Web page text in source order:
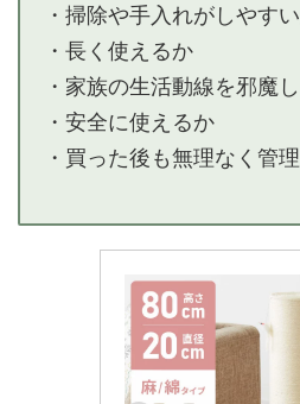
・掃除や手入れがしやす
・長く使えるか
・家族の生活動線を邪魔
・安全に使えるか
・買った後も無理なく管